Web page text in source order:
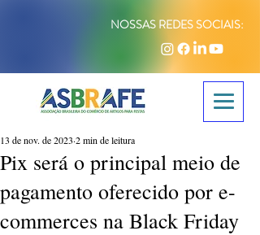
NOSSAS REDES SOCIAIS:
Pix será o principal meio de
pagamento oferecido por e-
commerces na Black Friday
13 de nov. de 2023 2 min de leitura